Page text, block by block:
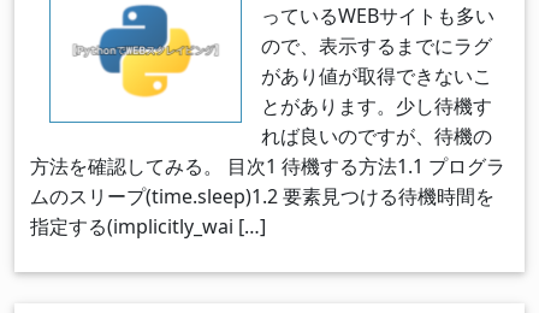
っているWEBサイトも多い
ので、表示するまでにラグ
があり値が取得できないこ
とがあります。少し待機す
れば良いのですが、待機の
方法を確認してみる。 目次1 待機する方法1.1 プログラ
ムのスリープ(time.sleep)1.2 要素見つける待機時間を
指定する(implicitly_wai […]